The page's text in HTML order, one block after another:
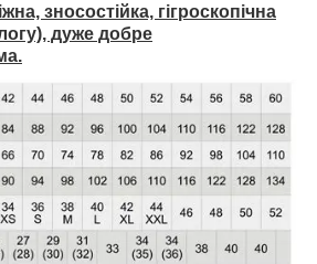
зносостійка, гігроскопічна
дуже добре